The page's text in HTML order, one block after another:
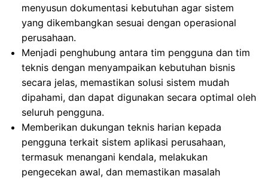
menyusun dokumentasi kebutuhan agar sistem
yang dikembangkan sesuai dengan operasional
perusahaan.
Menjadi penghubung antara tim pengguna dan tim
teknis dengan menyampaikan kebutuhan bisnis
secara jelas, memastikan solusi sistem mudah
dipahami, dan dapat digunakan secara optimal oleh
seluruh pengguna.
Memberikan dukungan teknis harian kepada
pengguna terkait sistem aplikasi perusahaan,
termasuk menangani kendala, melakukan
pengecekan awal, dan memastikan masalah